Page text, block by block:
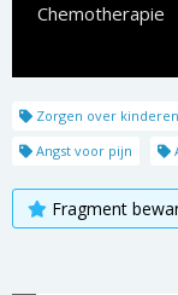
Chemotherapie
Zorgen over kinderen
Angst voor pijn
Fragment